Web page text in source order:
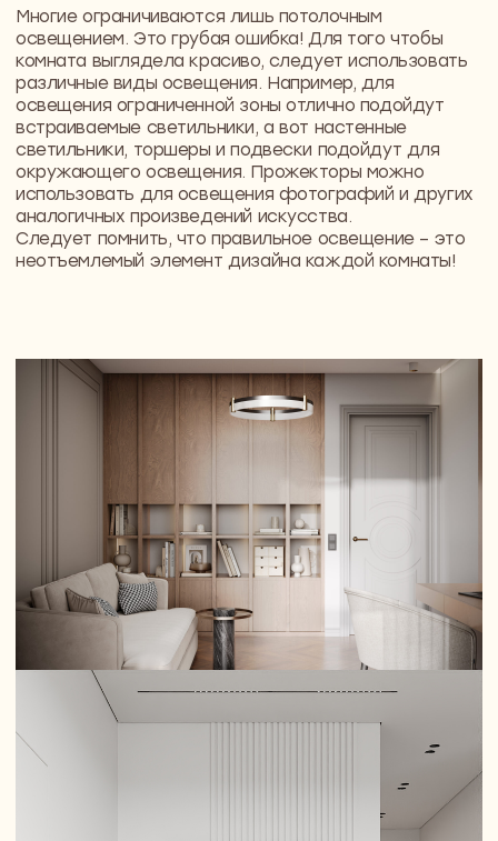
спереди, так и сзади, поэтому необязательно
ставить кресла, кровать или диван впритык к стене.
В идеале объемная мебель идеально послужит для
разграничения комнат.
После грамотной расстановки мебели
освобождается много места в отличие от того
случая, когда мебель ставится вплотную к стенам.
Размеры ковров и паласов
Большой ковер "поглощает" комнату, а чересчур
маленький – портит вид! Если ковер средних
размеров, то следует разместить его в центре
помещения и уместить на нем всю имеющуюся в
комнате мебель. В том случае, если мебель
расположена у стены, следует постелить ковер так,
чтобы две передние ножки мебели оказались на
нем. А вот маленький коврик можно постелить под
журнальный столик.